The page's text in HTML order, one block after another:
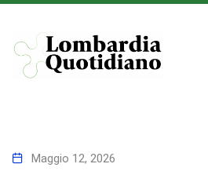
Maggio 12, 2026